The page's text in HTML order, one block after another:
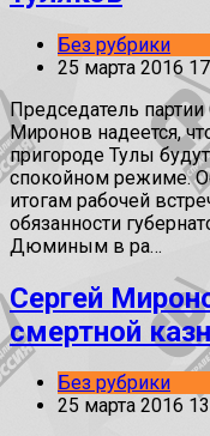
Без рубрики
25 марта 2016
Председатель
Миронов надеется,
пригороде Тулы
спокойном режиме.
итогам рабочей
обязанности
Дюминым в ра…
Сергей
смертной
Без рубрики
25 марта 2016